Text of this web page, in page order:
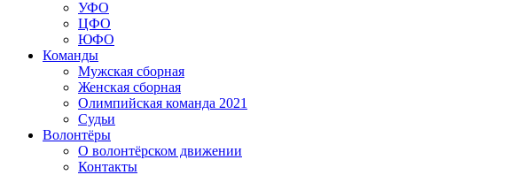
УФО
ЦФО
ЮФО
Команды
Мужская сборная
Женская сборная
Олимпийская команда 2021
Судьи
Волонтёры
О волонтёрском движении
Контакты